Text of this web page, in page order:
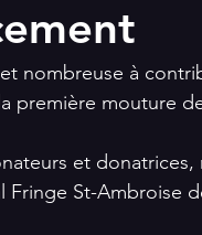
nombreuse à
première mouture
et
Fringe St-Ambroise